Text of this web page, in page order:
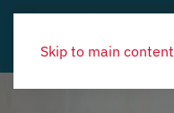
Skip to main content